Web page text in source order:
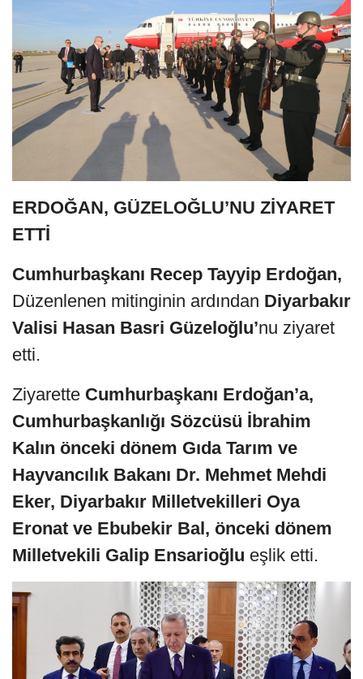
ERDOĞAN, GÜZELOĞLU’NU ZİYARET
ETTİ
Cumhurbaşkanı Recep Tayyip Erdoğan,
Düzenlenen mitinginin ardından Diyarbakır
Valisi Hasan Basri Güzeloğlu’nu ziyaret
etti.
Ziyarette Cumhurbaşkanı Erdoğan’a,
Cumhurbaşkanlığı Sözcüsü İbrahim
Kalın önceki dönem Gıda Tarım ve
Hayvancılık Bakanı Dr. Mehmet Mehdi
Eker, Diyarbakır Milletvekilleri Oya
Eronat ve Ebubekir Bal, önceki dönem
Milletvekili Galip Ensarioğlu eşlik etti.